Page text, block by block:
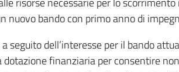
nuovo bando con primo anno di
a seguito dell’interesse per il bando
finanziaria per consentire